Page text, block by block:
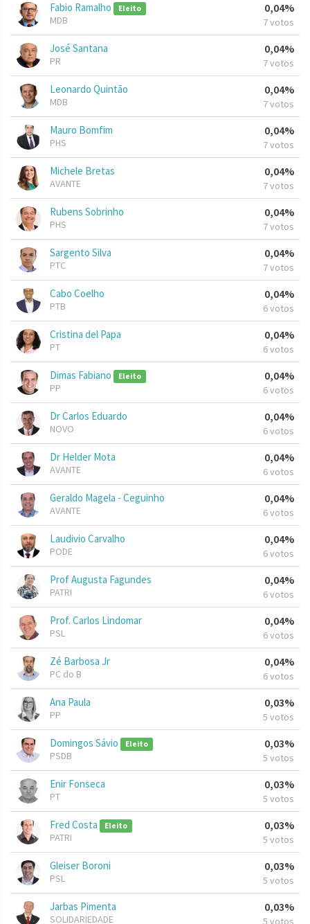
Fabio Ramalho Eleito
MDB
0,04%
7 votos
José Santana
PR
0,04%
7 votos
Leonardo Quintão
MDB
0,04%
7 votos
Mauro Bomfim
PHS
0,04%
7 votos
Michele Bretas
AVANTE
0,04%
7 votos
Rubens Sobrinho
PHS
0,04%
7 votos
Sargento Silva
PTC
0,04%
7 votos
Cabo Coelho
PTB
0,04%
6 votos
Cristina del Papa
PT
0,04%
6 votos
Dimas Fabiano Eleito
PP
0,04%
6 votos
Dr Carlos Eduardo
NOVO
0,04%
6 votos
Dr Helder Mota
AVANTE
0,04%
6 votos
Geraldo Magela - Ceguinho
AVANTE
0,04%
6 votos
Laudivio Carvalho
PODE
0,04%
6 votos
Prof Augusta Fagundes
PATRI
0,04%
6 votos
Prof. Carlos Lindomar
PSL
0,04%
6 votos
Zé Barbosa Jr
PC do B
0,04%
6 votos
Ana Paula
PP
0,03%
5 votos
Domingos Sávio Eleito
PSDB
0,03%
5 votos
Enir Fonseca
PT
0,03%
5 votos
Fred Costa Eleito
PATRI
0,03%
5 votos
Gleiser Boroni
PSL
0,03%
5 votos
Jarbas Pimenta
SOLIDARIEDADE
0,03%
5 votos